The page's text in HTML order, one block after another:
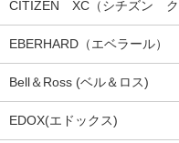
CITIZEN XC（シチズン ク
EBERHARD（エベラール）
Bell＆Ross (ベル＆ロス)
EDOX(エドックス)